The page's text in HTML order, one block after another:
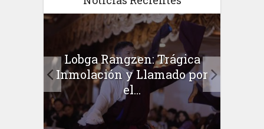
Lobga Rangzen: Trágica
Inmolación y Llamado por
el...